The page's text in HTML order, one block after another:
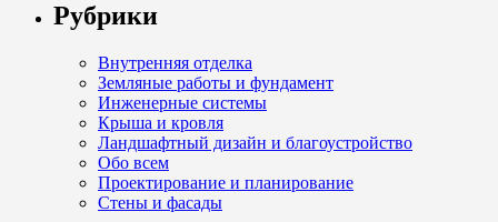
Рубрики
Внутренняя отделка
Земляные работы и фундамент
Инженерные системы
Крыша и кровля
Ландшафтный дизайн и благоустройство
Обо всем
Проектирование и планирование
Стены и фасады